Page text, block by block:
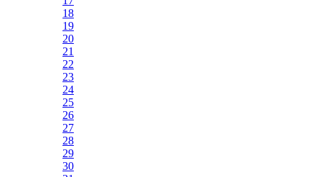
18
19
20
21
22
23
24
25
26
27
28
29
30